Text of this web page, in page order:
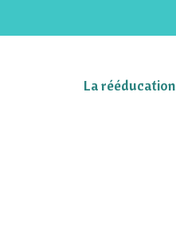
La rééducation